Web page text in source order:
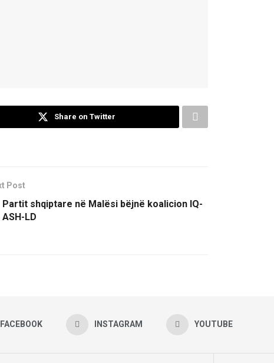
Share on Twitter
Post
Partit shqiptare në Malësi bëjnë koalicion IQ-
ASH-LD
FACEBOOK INSTAGRAM YOUTUBE